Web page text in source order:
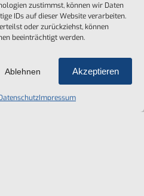
zustimmst, können wir Daten
IDs auf dieser Website verarbeiten.
oder zurückziehst, können
beeinträchtigt werden.
Akzeptieren
Ablehnen
Impressum
datenbasierte